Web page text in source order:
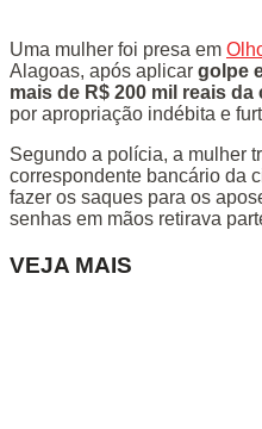
Uma mulher foi presa em
Alagoas, após aplicar golpe
mais de R$ 200 mil reais da
por apropriação indébita e
Segundo a polícia, a mulher
correspondente bancário da
fazer os saques para os
senhas em mãos retirava
VEJA MAIS